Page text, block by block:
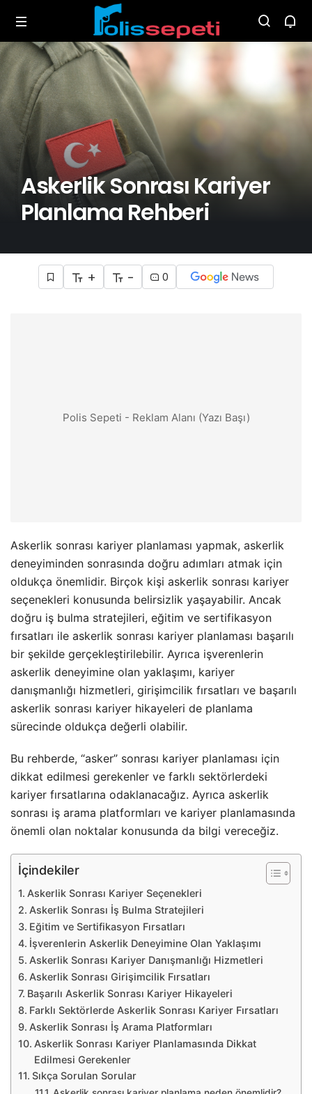
Askerlik Sonrası Kariyer
Planlama Rehberi
+ - 0
Polis Sepeti - Reklam Alanı (Yazı Başı)
Askerlik sonrası kariyer planlaması yapmak, askerlik
deneyiminden sonrasında doğru adımları atmak için
oldukça önemlidir. Birçok kişi askerlik sonrası kariyer
seçenekleri konusunda belirsizlik yaşayabilir. Ancak
doğru iş bulma stratejileri, eğitim ve sertifikasyon
fırsatları ile askerlik sonrası kariyer planlaması başarılı
bir şekilde gerçekleştirilebilir. Ayrıca işverenlerin
askerlik deneyimine olan yaklaşımı, kariyer
danışmanlığı hizmetleri, girişimcilik fırsatları ve başarılı
askerlik sonrası kariyer hikayeleri de planlama
sürecinde oldukça değerli olabilir.
Bu rehberde, “asker” sonrası kariyer planlaması için
dikkat edilmesi gerekenler ve farklı sektörlerdeki
kariyer fırsatlarına odaklanacağız. Ayrıca askerlik
sonrası iş arama platformları ve kariyer planlamasında
önemli olan noktalar konusunda da bilgi vereceğiz.
İçindekiler
Askerlik Sonrası Kariyer Seçenekleri
Askerlik Sonrası İş Bulma Stratejileri
Eğitim ve Sertifikasyon Fırsatları
İşverenlerin Askerlik Deneyimine Olan Yaklaşımı
Askerlik Sonrası Kariyer Danışmanlığı Hizmetleri
Askerlik Sonrası Girişimcilik Fırsatları
Başarılı Askerlik Sonrası Kariyer Hikayeleri
Farklı Sektörlerde Askerlik Sonrası Kariyer Fırsatları
Askerlik Sonrası İş Arama Platformları
Askerlik Sonrası Kariyer Planlamasında Dikkat
Edilmesi Gerekenler
Sıkça Sorulan Sorular